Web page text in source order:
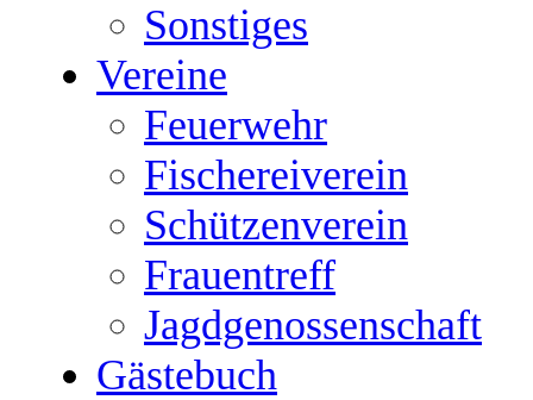
Sonstiges
Vereine
Feuerwehr
Fischereiverein
Schützenverein
Frauentreff
Jagdgenossenschaft
Gästebuch